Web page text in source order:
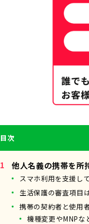
目次
他人名義の携帯を所
スマホ利用を支援し
生活保護の審査項目
携帯の契約者と使用
機種変更やMNPな